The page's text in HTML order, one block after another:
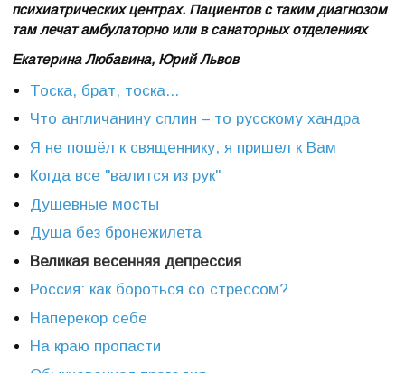
психиатрических центрах. Пациентов с таким диагнозом
там лечат амбулаторно или в санаторных отделениях
Екатерина Любавина, Юрий Львов
Тоска, брат, тоска...
Что англичанину сплин – то русскому хандра
Я не пошёл к священнику, я пришел к Вам
Когда все "валится из рук"
Душевные мосты
Душа без бронежилета
Великая весенняя депрессия
Россия: как бороться со стрессом?
Наперекор себе
На краю пропасти